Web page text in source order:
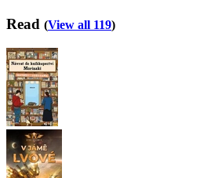
Read (View all 119)